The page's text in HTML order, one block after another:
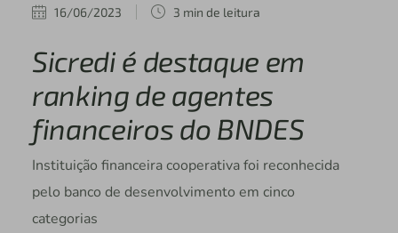
16/06/2023 3 min de leitura
Sicredi é destaque em
ranking de agentes
financeiros do BNDES
Instituição financeira cooperativa foi reconhecida
pelo banco de desenvolvimento em cinco
categorias